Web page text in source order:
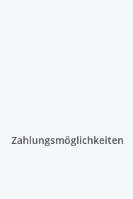
Zahlungsmöglichkeiten